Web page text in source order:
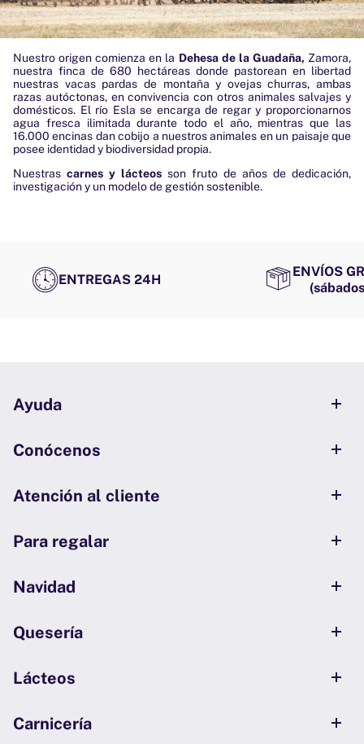
Nuestro origen comienza en la Dehesa de la Guadaña, Zamora,
nuestra finca de 680 hectáreas donde pastorean en libertad
nuestras vacas pardas de montaña y ovejas churras, ambas
razas autóctonas, en convivencia con otros animales salvajes y
domésticos. El río Esla se encarga de regar y proporcionarnos
agua fresca ilimitada durante todo el año, mientras que las
16.000 encinas dan cobijo a nuestros animales en un paisaje que
posee identidad y biodiversidad propia.
Nuestras carnes y lácteos son fruto de años de dedicación,
investigación y un modelo de gestión sostenible.
ENTREGAS 24H
ENVÍOS
Ayuda
Conócenos
Atención al cliente
Para regalar
Navidad
Quesería
Lácteos
Carnicería